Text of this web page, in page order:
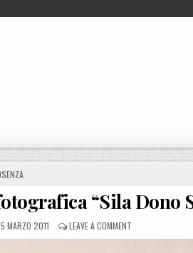
IN
“Sila Dono
ON
MARZO 2011 LEAVE A COMMENTON COSENZA,